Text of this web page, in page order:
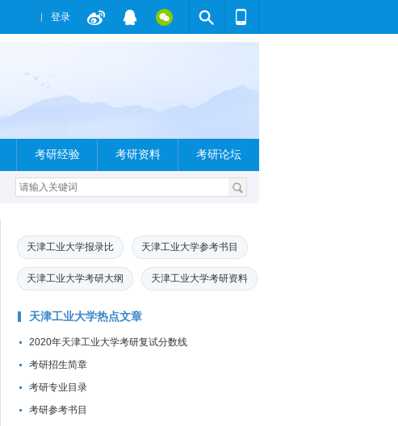
登录
考研经验 考研资料 考研论坛
天津工业大学报录比 天津工业大学参考书目
天津工业大学考研大纲 天津工业大学考研资料
天津工业大学热点文章
2020年天津工业大学考研复试分数线
考研招生简章
考研专业目录
考研参考书目